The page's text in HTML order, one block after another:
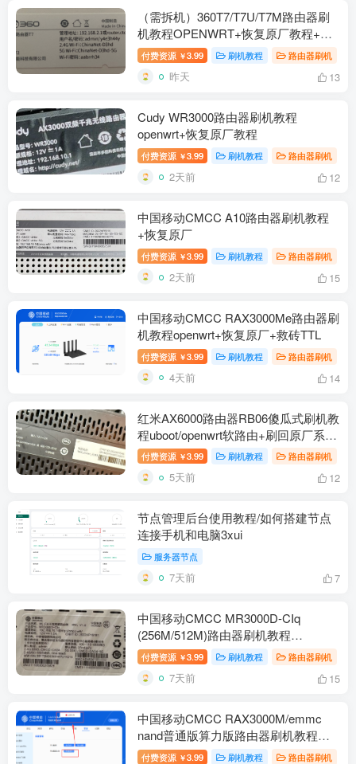
（需拆机）360T7/T7U/T7M路由器刷
机教程OPENWRT+恢复原厂教程+拆
机教程
付费资源 ￥3.99 刷机教程 路由器刷机
昨天 13
Cudy WR3000路由器刷机教程
openwrt+恢复原厂教程
付费资源 ￥3.99 刷机教程 路由器刷机
2天前 12
中国移动CMCC A10路由器刷机教程
+恢复原厂
付费资源 ￥3.99 刷机教程 路由器刷机
2天前 15
中国移动CMCC RAX3000Me路由器刷
机教程openwrt+恢复原厂+救砖TTL
付费资源 ￥3.99 刷机教程 路由器刷机
4天前 14
红米AX6000路由器RB06傻瓜式刷机教
程uboot/openwrt软路由+刷回原厂系统
教程
付费资源 ￥3.99 刷机教程 路由器刷机
5天前 12
节点管理后台使用教程/如何搭建节点
连接手机和电脑3xui
服务器节点
7天前 7
中国移动CMCC MR3000D-CIq
(256M/512M)路由器刷机教程
openwrt+恢复原厂
付费资源 ￥3.99 刷机教程 路由器刷机
7天前 15
中国移动CMCC RAX3000M/emmc
nand普通版算力版路由器刷机教程
openwrt+恢复原厂
付费资源 ￥3.99 刷机教程 路由器刷机